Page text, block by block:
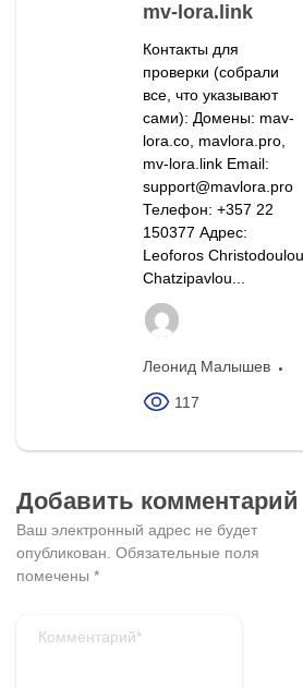
mv-lora.link
Контакты для
проверки (собрали
все, что указывают
сами): Домены: mav-
lora.co, mavlora.pro,
mv-lora.link Email:
support@mavlora.pro
Телефон: +357 22
150377 Адрес:
Leoforos Christodoulou
Chatzipavlou...
Леонид Малышев
117
Добавить комментарий
Ваш электронный адрес не будет
опубликован. Обязательные поля
помечены *